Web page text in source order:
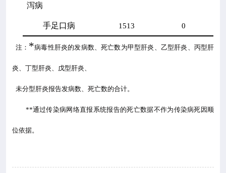
泻病
手足口病 1513 0
注： *病毒性肝炎的发病数、死亡数为甲型肝炎、乙型肝炎、丙型肝
炎、丁型肝炎、戊型肝炎、
未分型肝炎报告发病数、死亡数的合计。
**通过传染病网络直报系统报告的死亡数据不作为传染病死因顺
位依据。